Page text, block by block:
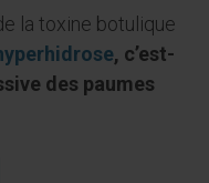
la toxine botulique
, c’est-
des paumes